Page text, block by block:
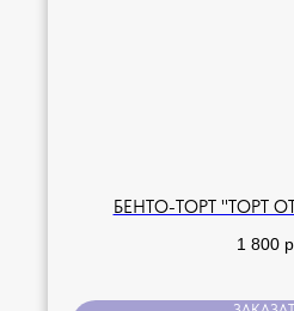
БЕНТО-ТОРТ "ТОРТ
1 800 р.